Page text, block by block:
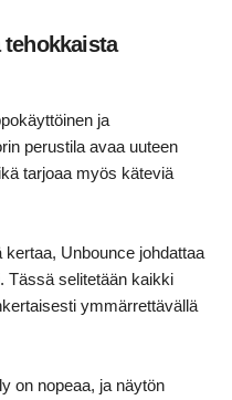
ja
perustila avaa uuteen
tarjoaa myös käteviä
Unbounce johdattaa
Tässä selitetään kaikki
ymmärrettävällä
on nopeaa, ja näytön